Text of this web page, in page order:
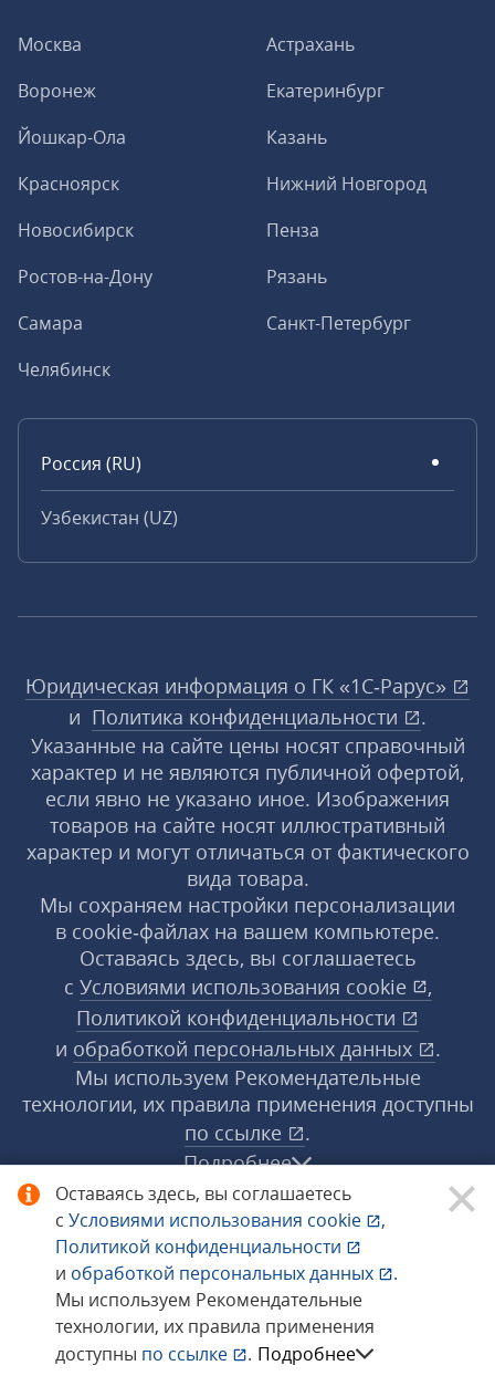
Оставаясь здесь, вы соглашаетесь
с Условиями использования cookie
,
Политикой конфиденциальности
и обработкой персональных данных
.
Мы используем Рекомендательные
технологии, их правила применения
доступны по ссылке . Подробнее
Москва
Астрахань
Воронеж
Екатеринбург
Йошкар-Ола
Казань
Красноярск
Нижний Новгород
Новосибирск
Пенза
Ростов-на-Дону
Рязань
Самара
Санкт-Петербург
Челябинск
Россия (RU)
Узбекистан (UZ)
Юридическая информация о ГК «1С‑Рарус»
и Политика конфиденциальности
.
Указанные на сайте цены носят справочный
характер и не являются публичной офертой,
если явно не указано иное. Изображения
товаров на сайте носят иллюстративный
характер и могут отличаться от фактического
вида товара.
Мы сохраняем настройки персонализации
в cookie‑файлах на вашем компьютере.
Оставаясь здесь, вы соглашаетесь
с Условиями использования cookie
,
Политикой конфиденциальности
и обработкой персональных данных
.
Мы используем Рекомендательные
технологии, их правила применения доступны
по ссылке
.
Подробнее
© 1998−2026 «1С‑Рарус» ®. Все права
защищены.
Сообщить об ошибке